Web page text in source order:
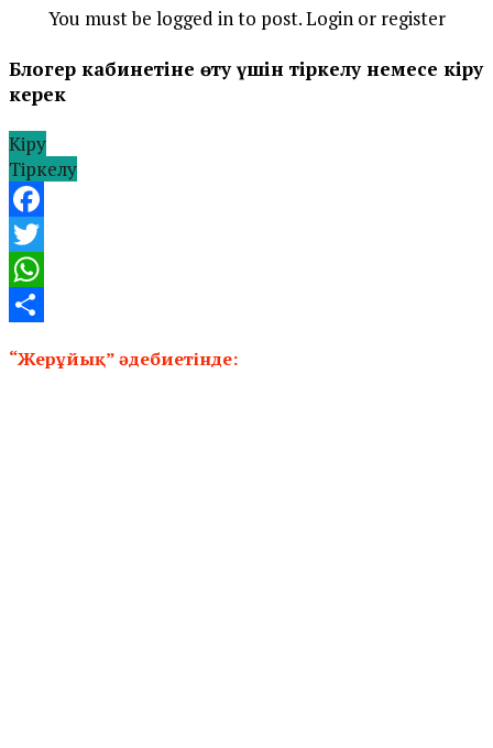
You must be logged in to post. Login or register
Блогер кабинетіне өту үшін тіркелу немесе кіру
керек
Кіру
Тіркелу
Facebook
Twitter
WhatsApp
“Жерұйық” әдебиетінде: